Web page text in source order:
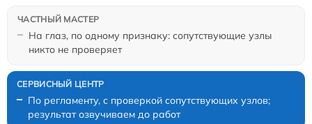
На глаз, по одному признаку: сопутствующие узлы
никто не проверяет
По регламенту, с проверкой сопутствующих узлов;
результат озвучиваем до работ